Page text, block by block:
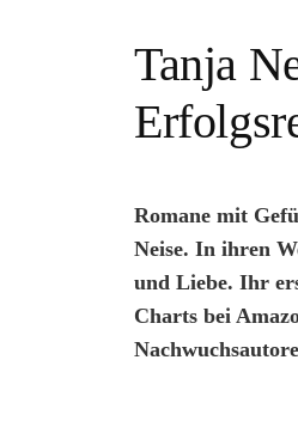
Tanja
Romane mit
Neise. In ihren
und Liebe. Ihr
Charts bei